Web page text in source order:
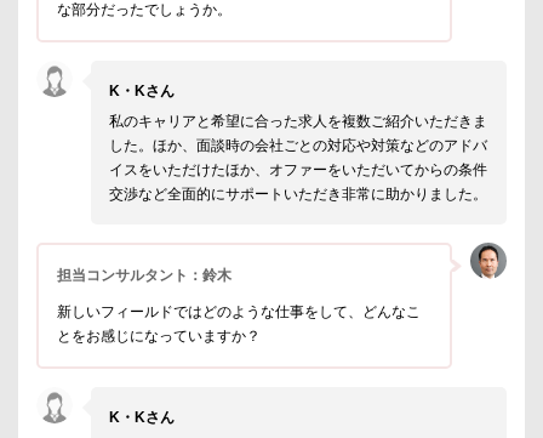
な部分だったでしょうか。
K・Kさん
私のキャリアと希望に合った求人を複数ご紹介いただきま
した。ほか、面談時の会社ごとの対応や対策などのアドバ
イスをいただけたほか、オファーをいただいてからの条件
交渉など全面的にサポートいただき非常に助かりました。
担当コンサルタント：鈴木
新しいフィールドではどのような仕事をして、どんなこ
とをお感じになっていますか？
K・Kさん